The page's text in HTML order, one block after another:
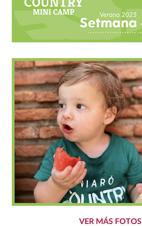
VER MÁS FOTOS